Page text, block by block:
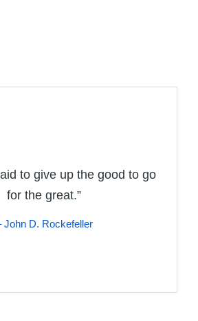
to give up the good to go
for the great.”
John D. Rockefeller